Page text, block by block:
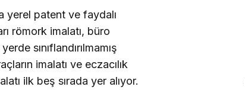
yerel patent ve faydalı
römork imalatı, büro
sınıflandırılmamış
imalatı ve eczacılık
ilk beş sırada yer alıyor.